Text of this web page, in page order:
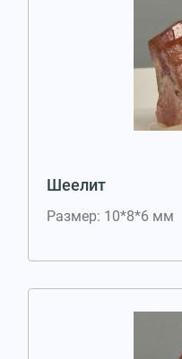
Шеелит
Размер: 10*8*6 мм